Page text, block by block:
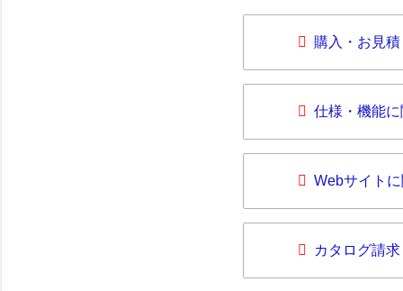
購入・お見
仕様・機能
Webサイト
カタログ請求